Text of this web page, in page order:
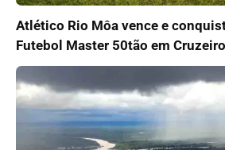
Atlético Rio Môa vence e
Futebol Master 50tão em Cruzeiro